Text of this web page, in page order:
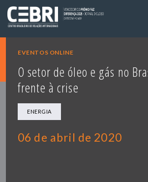
EVENTOS ONLINE
O setor de óleo e gás no
frente à crise
ENERGIA
06 de abril de 2020